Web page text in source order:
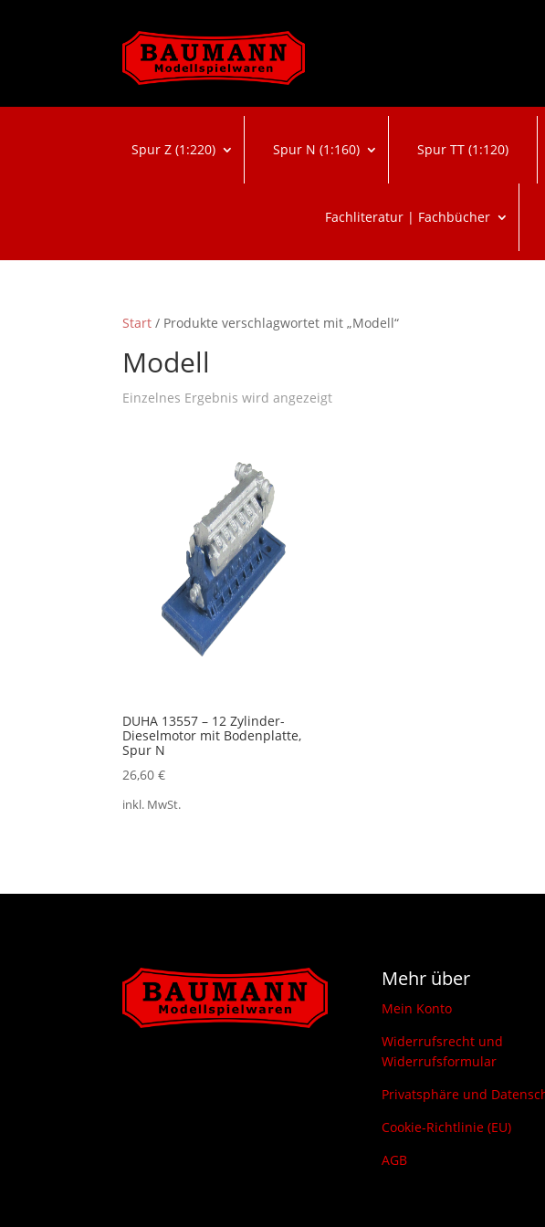
Spur Z (1:220) Spur N (1:160) Spur TT (1:120)
Fachliteratur | Fachbücher
Start / Produkte verschlagwortet mit „Modell“
Modell
Einzelnes Ergebnis wird angezeigt
DUHA 13557 – 12 Zylinder-
Dieselmotor mit Bodenplatte,
Spur N
26,60€
inkl. MwSt.
Mehr über
Mein Konto
Widerrufsrecht und
Widerrufsformular
Privatsphäre und
Cookie-Richtlinie (EU)
AGB